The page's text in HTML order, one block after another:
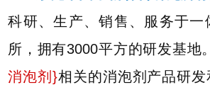
科研、生产、销售、服务于一
所，拥有3000平方的研发基地
消泡剂 }相关的消泡剂产品研